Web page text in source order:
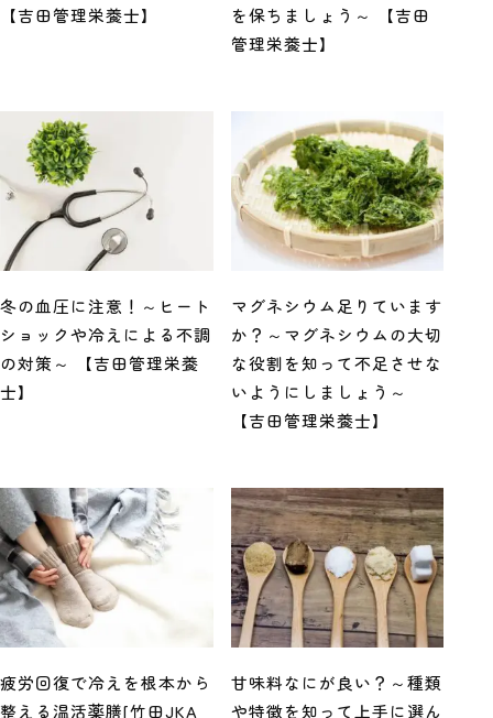
【吉田管理栄養士】
を保ちましょう～ 【吉田
管理栄養士】
冬の血圧に注意！～ヒート
ショックや冷えによる不調
の対策～ 【吉田管理栄養
士】
マグネシウム足りています
か？～マグネシウムの大切
な役割を知って不足させな
いようにしましょう～
【吉田管理栄養士】
疲労回復で冷えを根本から
整える温活薬膳[竹田JKA
甘味料なにが良い？～種類
や特徴を知って上手に選ん